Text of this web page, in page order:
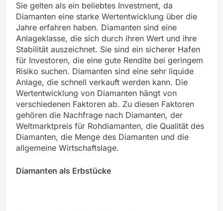
Sie gelten als ein beliebtes Investment, da
Diamanten eine starke Wertentwicklung über die
Jahre erfahren haben. Diamanten sind eine
Anlageklasse, die sich durch ihren Wert und ihre
Stabilität auszeichnet. Sie sind ein sicherer Hafen
für Investoren, die eine gute Rendite bei geringem
Risiko suchen. Diamanten sind eine sehr liquide
Anlage, die schnell verkauft werden kann. Die
Wertentwicklung von Diamanten hängt von
verschiedenen Faktoren ab. Zu diesen Faktoren
gehören die Nachfrage nach Diamanten, der
Weltmarktpreis für Rohdiamanten, die Qualität des
Diamanten, die Menge des Diamanten und die
allgemeine Wirtschaftslage.
Diamanten als Erbstücke